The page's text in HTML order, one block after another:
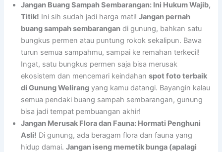
Jangan Buang Sampah Sembarangan: Ini Hukum Wajib,
Titik! Ini sih sudah jadi harga mati!Jangan pernah
buang sampah sembarangan di gunung, bahkan satu
bungkus permen atau puntung rokok sekalipun. Bawa
turun semua sampahmu, sampai ke remahan terkecil!
Ingat, satu bungkus permen saja bisa merusak
ekosistem dan mencemari keindahanspot foto terbaik
di Gunung Welirang yang kamu datangi. Bayangin kalau
semua pendaki buang sampah sembarangan, gunung
bisa jadi tempat pembuangan akhir!
Jangan Merusak Flora dan Fauna: Hormati Penghuni
Asli! Di gunung, ada beragam flora dan fauna yang
hidup damai.Jangan iseng memetik bunga (apalagi